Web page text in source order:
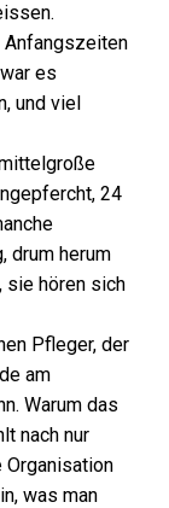
Anfangszeiten
es
und viel
24
drum herum
sie hören sich
Pfleger, der
am
Warum das
nach nur
Organisation
was man